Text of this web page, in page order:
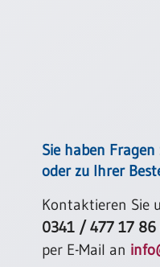
Urkundenscheine
Sie haben
oder zu Ihrer
Kontaktieren Sie
0341 / 477 17 86
per E-Mail an